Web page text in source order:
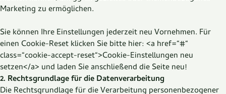
Marketing zu ermöglichen.
Sie können Ihre Einstellungen jederzeit neu Vornehmen. Für
einen Cookie-Reset klicken Sie bitte hier: <a href=“#“
class=“cookie-accept-reset“>Cookie-Einstellungen neu
setzen</a> und laden Sie anschließend die Seite neu!
2. Rechtsgrundlage für die Datenverarbeitung
Die Rechtsgrundlage für die Verarbeitung personenbezogener